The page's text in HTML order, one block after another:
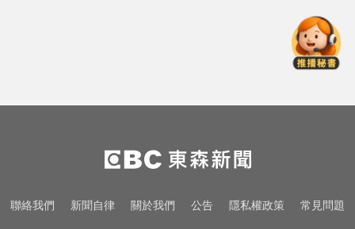
月板變形，醫揭保骨與增肌兩大救
「白海豚」逼近！最新暴風圈侵襲
率曝 一縣市達59％
台中恐怖車禍！婦人遭大貨車猛撞
聯絡我們 新聞自律 關於我們 公告 隱私權政策 常見問題